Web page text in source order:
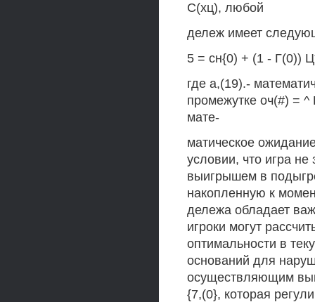
С(хц), любой
дележ имеет
5 = сн{0) + (1 - Г(0))
где а,(19).-
промежутке оч(#) =
мате-
матическое
условии, что игра
выигрышем в
накопленную к
дележа обладает
игроки могут
оптимальности в
оснований для
осуществляющим
{7,(0}, которая